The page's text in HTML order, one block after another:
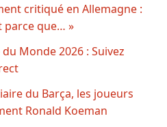
critiqué en Allemagne :
parce que… »
Monde 2026 : Suivez
du Barça, les joueurs
Ronald Koeman